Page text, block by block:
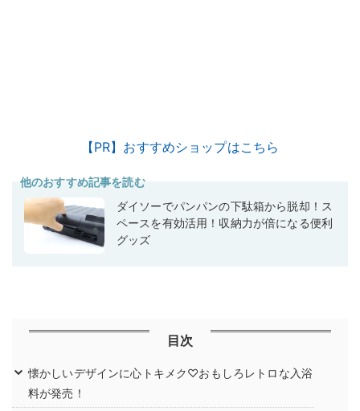
【PR】おすすめショップはこちら
他のおすすめ記事を読む
ダイソーでパンパンの下駄箱から脱却！ス
ペースを有効活用！収納力が倍になる便利
グッズ
目次
懐かしいデザインに心トキメク♡おもしろレトロな入浴
料が発売！